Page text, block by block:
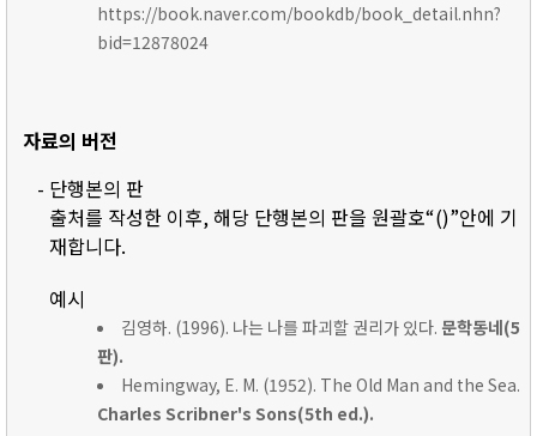
https://book.naver.com/bookdb/book_detail.nhn?
bid=12878024
자료의 버전
- 단행본의 판
출처를 작성한 이후, 해당 단행본의 판을 원괄호“()”안에 기
재합니다.
예시
김영하. (1996). 나는 나를 파괴할 권리가 있다. 문학동네(5
판).
Hemingway, E. M. (1952). The Old Man and the Sea.
Charles Scribner's Sons(5th ed.).